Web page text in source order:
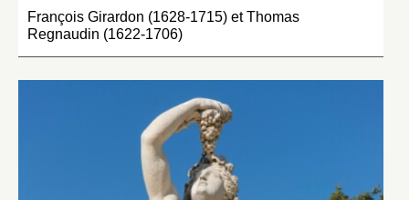
François Girardon (1628-1715) et Thomas
Regnaudin (1622-1706)